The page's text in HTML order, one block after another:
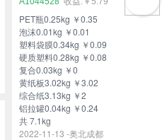
PET瓶0.25kg ￥0.35
泡沫0.01kg ￥0.01
塑料袋膜0.34kg ￥0.09
硬质塑料0.28kg ￥0.08
复合0.03kg ￥0
黄纸板3.02kg ￥3.02
综合纸3.13kg ￥2
铝拉罐0.04kg ￥0.24
共 7.1kg
2022-11-13 -奥北成都